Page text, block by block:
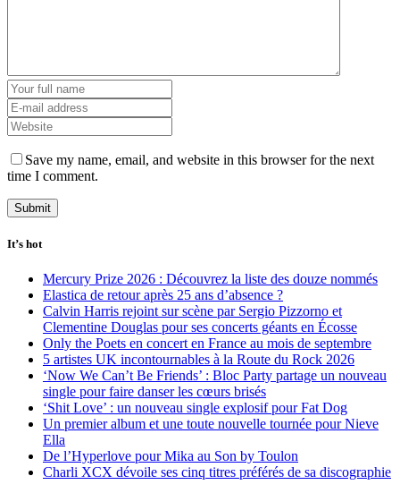
Save my name, email, and website in this browser for the next
time I comment.
It’s hot
Mercury Prize 2026 : Découvrez la liste des douze nommés
Elastica de retour après 25 ans d’absence ?
Calvin Harris rejoint sur scène par Sergio Pizzorno et
Clementine Douglas pour ses concerts géants en Écosse
Only the Poets en concert en France au mois de septembre
5 artistes UK incontournables à la Route du Rock 2026
‘Now We Can’t Be Friends’ : Bloc Party partage un nouveau
single pour faire danser les cœurs brisés
‘Shit Love’ : un nouveau single explosif pour Fat Dog
Un premier album et une toute nouvelle tournée pour Nieve
Ella
De l’Hyperlove pour Mika au Son by Toulon
Charli XCX dévoile ses cinq titres préférés de sa discographie